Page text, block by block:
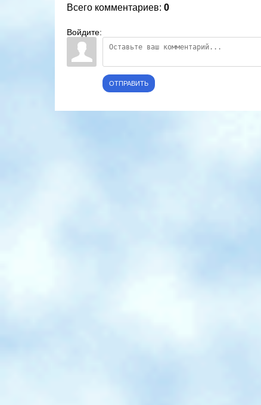
Всего комментариев: 0
Войдите:
ОТПРАВИТЬ